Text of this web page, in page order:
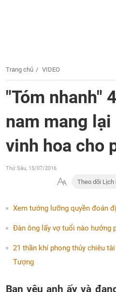
Trang chủ VIDEO
"Tóm nhanh"
nam mang
vinh hoa cho
Thứ Sáu, 15/07/2016
Theo dõi
Xem tướng lưỡng quyền đoán
Đàn ông lấy vợ tuổi nào hưởng
21 thần khí phong thủy chiêu
Tượng
Bạn yêu anh ấy và